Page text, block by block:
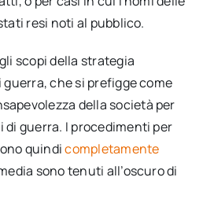
resi noti al pubblico.
scopi della strategia
che si prefigge come
della società per
guerra. I procedimenti per
quindicompletamente
sono tenuti all’oscuro di